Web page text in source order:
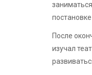
После
изучал